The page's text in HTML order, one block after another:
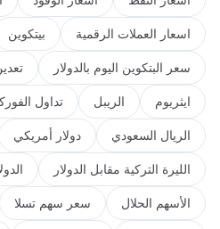
اسعار العملات الرقمية بيتكوين
سعر البتكوين اليوم بالدولار
ايثريوم الريبل تداول
الريال السعودي دولار أمريكي
الليرة التركية مقابل الدولار
الأسهم الحلال سعر سهم تسلا